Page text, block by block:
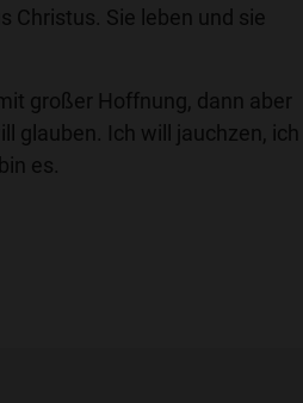
Christus. Sie leben und sie
großer Hoffnung, dann aber
glauben. Ich will jauchzen, ich
es.